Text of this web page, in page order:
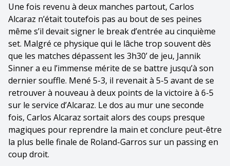
Une fois revenu à deux manches partout, Carlos
Alcaraz n’était toutefois pas au bout de ses peines
même s’il devait signer le break d’entrée au cinquième
set. Malgré ce physique qui le lâche trop souvent dès
que les matches dépassent les 3h30’ de jeu, Jannik
Sinner a eu l’immense mérite de se battre jusqu’à son
dernier souffle. Mené 5-3, il revenait à 5-5 avant de se
retrouver à nouveau à deux points de la victoire à 6-5
sur le service d’Alcaraz. Le dos au mur une seconde
fois, Carlos Alcaraz sortait alors des coups presque
magiques pour reprendre la main et conclure peut-être
la plus belle finale de Roland-Garros sur un passing en
coup droit.